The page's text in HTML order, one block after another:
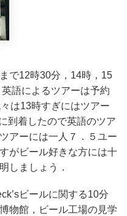
で12時30分，14時，15
語によるツアーは予約
は13時すぎにはツアー
到着したので英語のツア
アーには一人７．５ユー
がビール好きな方には十
しましょう．
ビールに関する10分
物館，ビール工場の見学